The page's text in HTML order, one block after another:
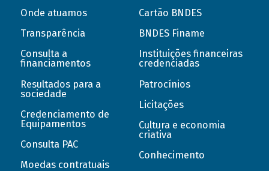
Onde atuamos
Transparência
Consulta a
financiamentos
Resultados para a
sociedade
Credenciamento de
Equipamentos
Consulta PAC
Moedas contratuais
Cartão BNDES
BNDES Finame
Instituições financeiras
credenciadas
Patrocínios
Licitações
Cultura e economia
criativa
Conhecimento